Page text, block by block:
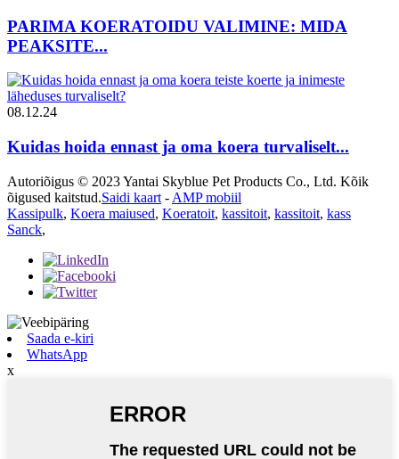
PARIMA KOERATOIDU VALIMINE: MIDA
PEAKSITE...
08.12.24
Kuidas hoida ennast ja oma koera turvaliselt...
Autoriõigus © 2023 Yantai Skyblue Pet Products Co., Ltd. Kõik
õigused kaitstud.Saidi kaart - AMP mobiil
Kassipulk, Koera maiused, Koeratoit, kassitoit, kassitoit, kass
Sanck,
Saada e-kiri
WhatsApp
x